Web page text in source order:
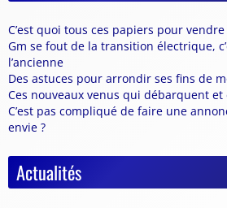
C’est quoi tous ces papiers pour
Gm se fout de la transition électrique,
l’ancienne
Des astuces pour arrondir ses fins de
Ces nouveaux venus qui débarquent
C’est pas compliqué de faire une
envie ?
Actualités